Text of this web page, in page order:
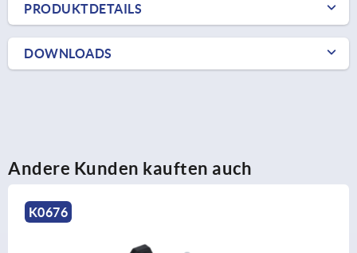
PRODUKTDETAILS
DOWNLOADS
Andere Kunden kauften auch